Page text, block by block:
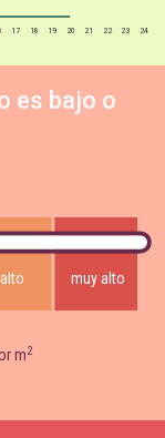
17 18 19 20 21 22 23 24
es bajo o
alto muy alto
m2